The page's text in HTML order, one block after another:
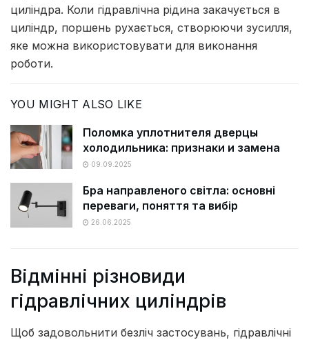
циліндра. Коли гідравлічна рідина закачується в
циліндр, поршень рухається, створюючи зусилля,
яке можна використовувати для виконання
роботи.
YOU MIGHT ALSO LIKE
Поломка уплотнителя дверцы
холодильника: признаки и замена
09.09.2025
Бра направленого світла: основні
переваги, поняття та вибір
26.06.2025
Відмінні різновиди
гідравлічних циліндрів
Щоб задовольнити безліч застосувань, гідравлічні